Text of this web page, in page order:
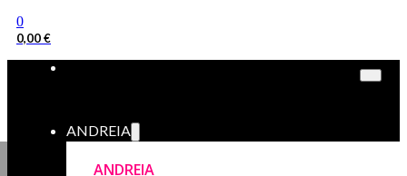
0
0,00€
ANDREIA
ANDREIA